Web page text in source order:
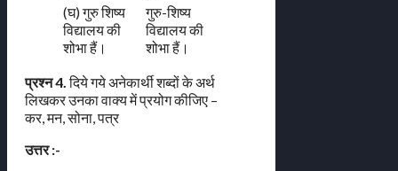
(घ) गुरु शिष्य
विद्यालय की
शोभा हैं।
गुरु-शिष्य
विद्यालय की
शोभा हैं।
प्रश्न 4. दिये गये अनेकार्थी शब्दों के अर्थ
लिखकर उनका वाक्य में प्रयोग कीजिए –
कर, मन, सोना, पत्र
उत्तर :-